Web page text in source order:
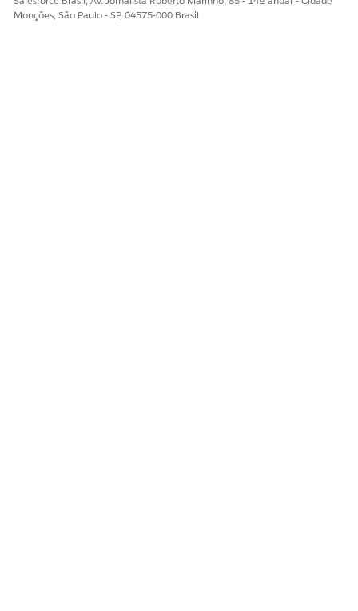
ESTE ARTIGO RESOLVEU SEU PROBLEMA?
Monções, São Paulo - SP, 04575-000 Brasil